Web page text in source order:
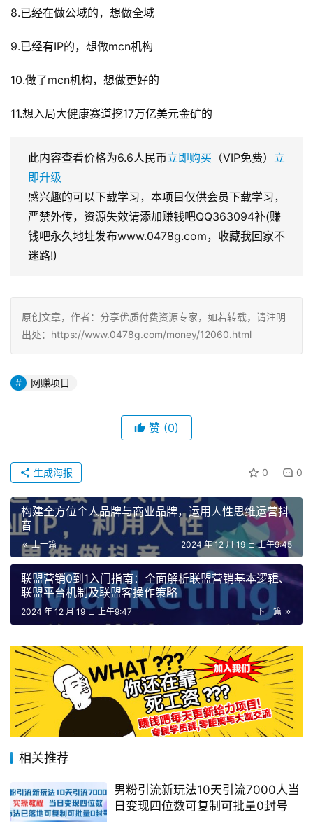
8.已经在做公域的，想做全域
9.已经有IP的，想做mcn机构
10.做了mcn机构，想做更好的
11.想入局大健康赛道挖17万亿美元金矿的
此内容查看价格为6.6人民币立即购买 （VIP免费） 立
即升级
感兴趣的可以下载学习，本项目仅供会员下载学习，
严禁外传，资源失效请添加赚钱吧QQ363094补(赚
钱吧永久地址发布www.0478g.com，收藏我回家不
迷路!)
原创文章，作者：分享优质付费资源专家，如若转载，请注明
出处：https://www.0478g.com/money/12060.html
网赚项目
赞 (0)
0 0
生成海报
构建全方位个人品牌与商业品牌，运用人性思维运营抖
音
上一篇 2024 年 12 月 19 日 上午9:45
联盟营销0到1入门指南：全面解析联盟营销基本逻辑、
联盟平台机制及联盟客操作策略
下一篇
2024 年 12 月 19 日 上午9:47
相关推荐
男粉引流新玩法10天引流7000人当
日变现四位数可复制可批量0封号